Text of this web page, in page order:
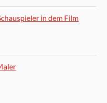
in dem Film